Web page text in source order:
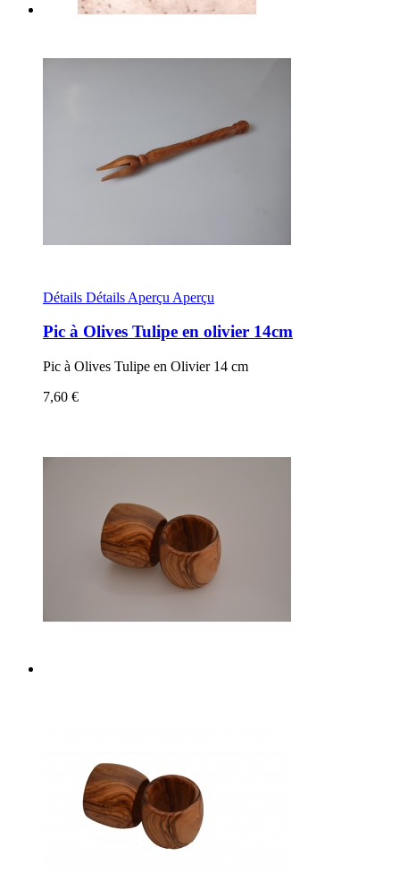
Détails Détails Aperçu Aperçu
Pic à Olives Tulipe en olivier 14cm
Pic à Olives Tulipe en Olivier 14 cm
7,60 €